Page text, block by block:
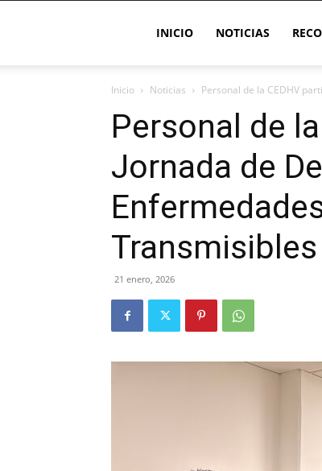
INICIO NOTICIAS
Inicio Noticias Personal de la CEDHV
Personal de
Jornada de
Transmisibles
21 enero, 2026